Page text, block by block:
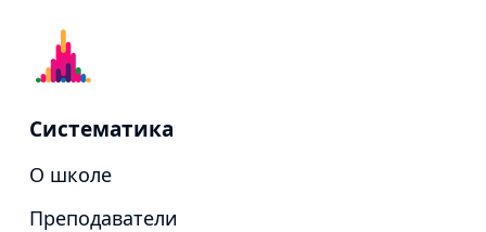
Систематика
О школе
Преподаватели